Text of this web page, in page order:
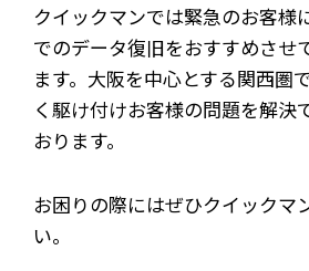
クイックマンでは緊急のお客様
でのデータ復旧をおすすめさせ
ます。大阪を中心とする関西圏
く駆け付けお客様の問題を解決
おります。
お困りの際にはぜひクイックマ
い。